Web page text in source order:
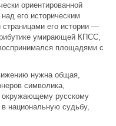
ориентированной
его историческим
его истории —
умирающей КПСС,
площадями с
нужна общая,
символика,
русскому
национальную судьбу,